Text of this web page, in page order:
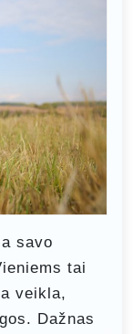
savo
tai
veikla,
Dažnas